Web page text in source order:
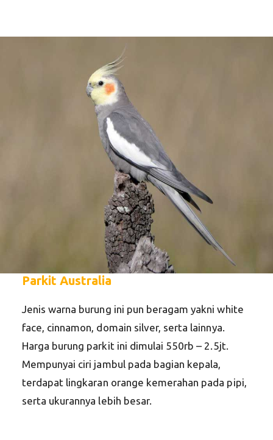
Parkit Australia
Jenis warna burung ini pun beragam yakni white
face, cinnamon, domain silver, serta lainnya.
Harga burung parkit ini dimulai 550rb – 2.5jt.
Mempunyai ciri jambul pada bagian kepala,
terdapat lingkaran orange kemerahan pada pipi,
serta ukurannya lebih besar.